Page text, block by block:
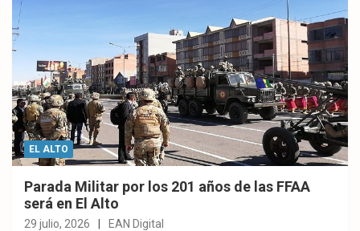
EL ALTO
Parada Militar por los 201 años de las FFAA
será en El Alto
29 julio, 2026 EAN Digital